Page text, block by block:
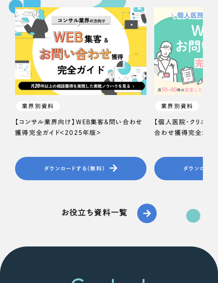
業界別資料
【コンサル業界向け】WEB集客＆問い合わせ
獲得完全ガイド＜2025年版＞
ダウンロードする（無料）
業界別資料
【個人医院・クリニッ
合わせ獲得完全ガイ
ダウンロード
お役立ち資料一覧